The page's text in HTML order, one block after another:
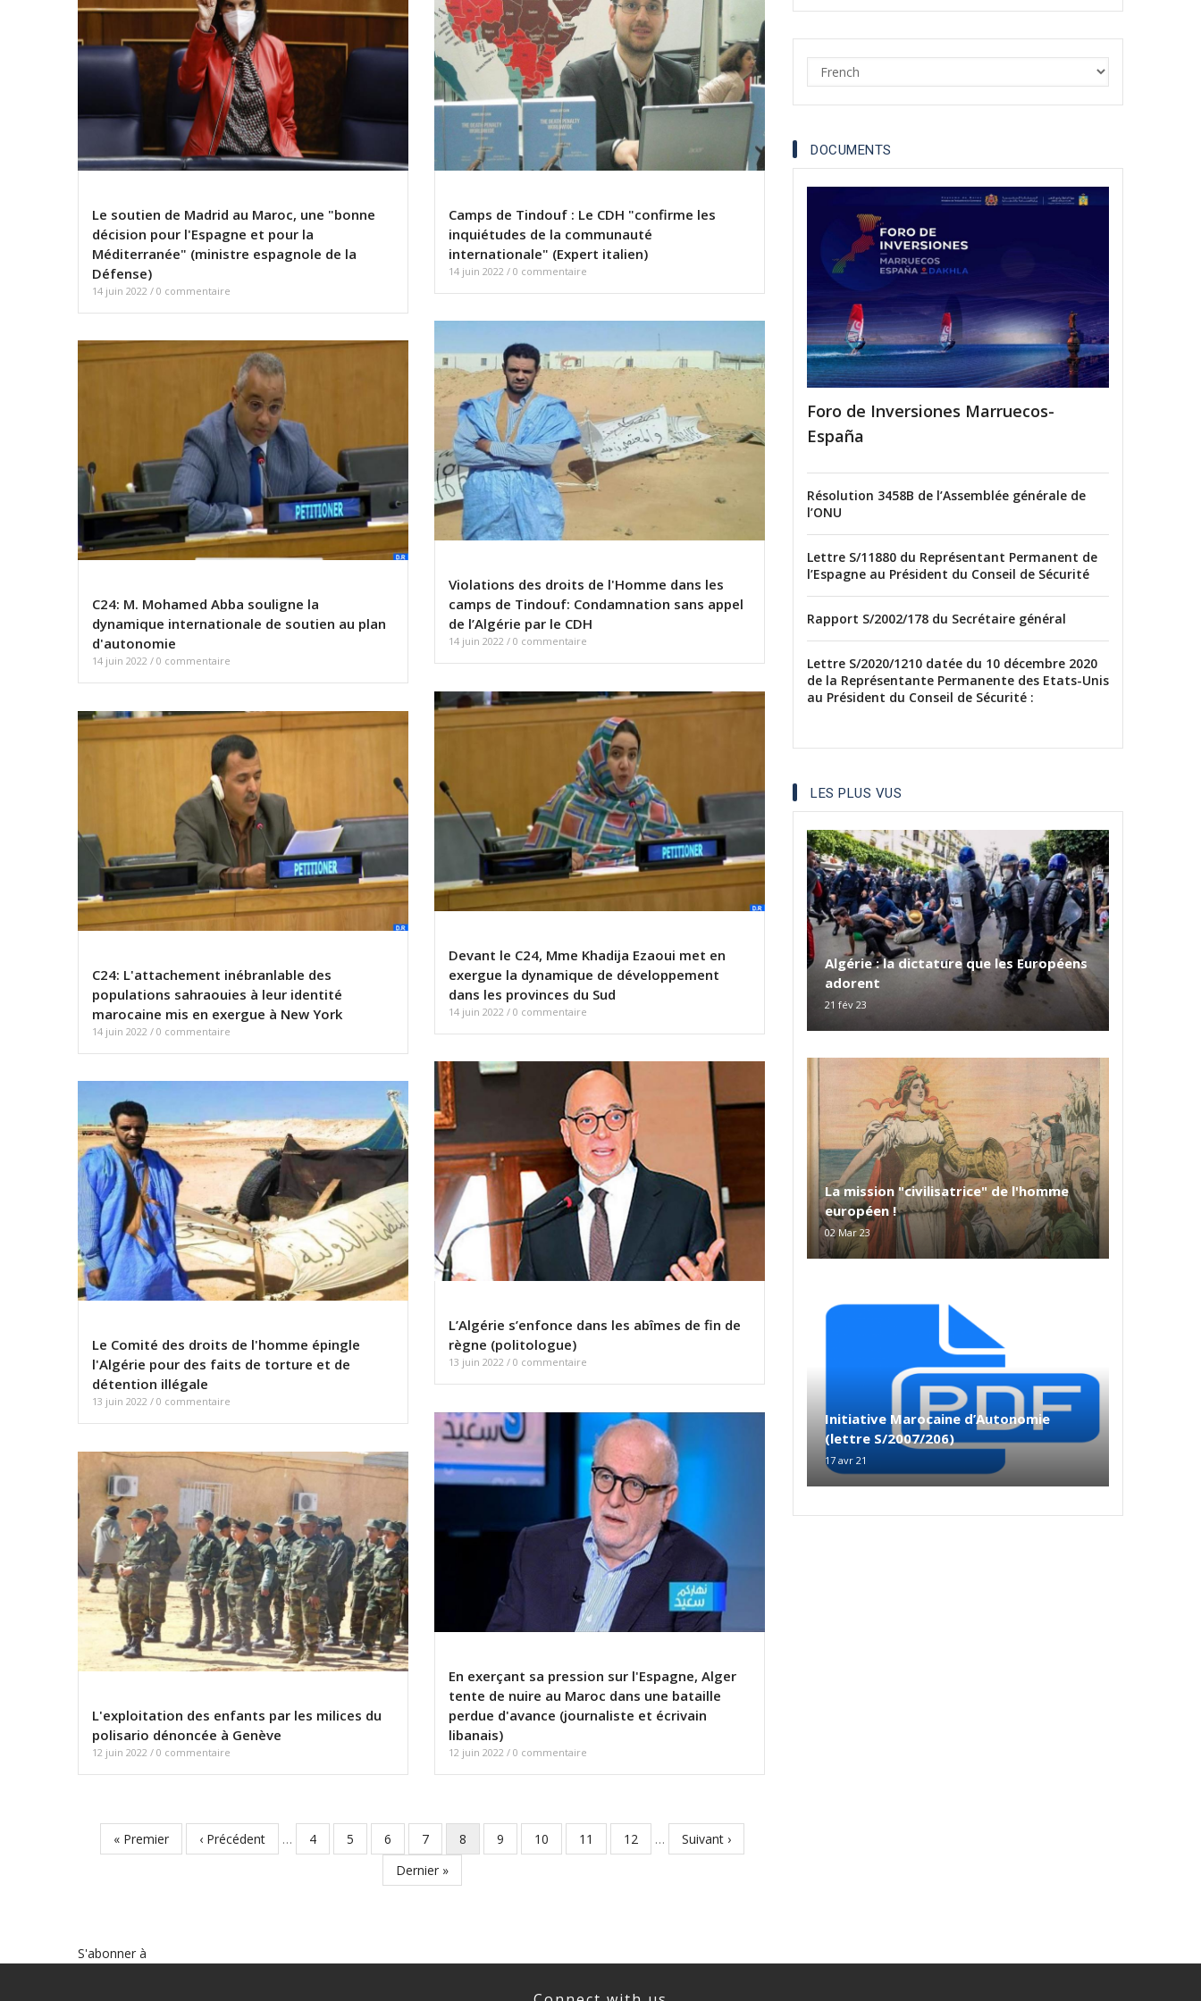
Internationale de Défense et
de Soutien au Sahara
marocain au Gouvernement
Le "polisario" une menace
imminente aux portes de
l'Europe
01 avr 2021
Le soutien de Madrid au Maroc, une "bonne
décision pour l'Espagne et pour la
Méditerranée" (ministre espagnole de la
Défense)
14 juin 2022 / 0 commentaire
Camps de Tindouf : Le CDH "confirme les
inquiétudes de la communauté
internationale" (Expert italien)
14 juin 2022 / 0 commentaire
Violations des droits de l'Homme dans les
camps de Tindouf: Condamnation sans appel
de l’Algérie par le CDH
14 juin 2022 / 0 commentaire
C24: M. Mohamed Abba souligne la
dynamique internationale de soutien au plan
d'autonomie
14 juin 2022 / 0 commentaire
Devant le C24, Mme Khadija Ezaoui met en
exergue la dynamique de développement
dans les provinces du Sud
14 juin 2022 / 0 commentaire
C24: L'attachement inébranlable des
populations sahraouies à leur identité
marocaine mis en exergue à New York
14 juin 2022 / 0 commentaire
L’Algérie s’enfonce dans les abîmes de fin de
règne (politologue)
13 juin 2022 / 0 commentaire
Le Comité des droits de l'homme épingle
l'Algérie pour des faits de torture et de
détention illégale
13 juin 2022 / 0 commentaire
En exerçant sa pression sur l'Espagne, Alger
tente de nuire au Maroc dans une bataille
perdue d'avance (journaliste et écrivain
libanais)
12 juin 2022 / 0 commentaire
L'exploitation des enfants par les milices du
polisario dénoncée à Genève
12 juin 2022 / 0 commentaire
Pagination
Première
page
« Premier
Page
précédente
‹ Précédent … Page
4 Page
5 Page
6 Page
7
Page
courante
8 Page
9 Page
10 Page
11 Page
12 …
Page
suivante
Suivant ›
Dernière
page
Dernier »
S'abonner à
Select
your
language
DOCUMENTS
Foro de Inversiones Marruecos-
España
Résolution 3458B de l’Assemblée générale de
l’ONU
Lettre S/11880 du Représentant Permanent de
l’Espagne au Président du Conseil de Sécurité
Rapport S/2002/178 du Secrétaire général
Lettre S/2020/1210 datée du 10 décembre 2020
de la Représentante Permanente des Etats-Unis
au Président du Conseil de Sécurité :
LES PLUS VUS
Algérie : la dictature que les Européens
adorent
21 fév 23
La mission "civilisatrice" de l'homme
européen !
02 Mar 23
Initiative Marocaine d’Autonomie
(lettre S/2007/206)
17 avr 21